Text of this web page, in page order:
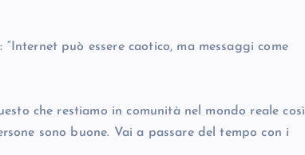
può essere caotico, ma messaggi come
che restiamo in comunità nel mondo reale così
sono buone. Vai a passare del tempo con i